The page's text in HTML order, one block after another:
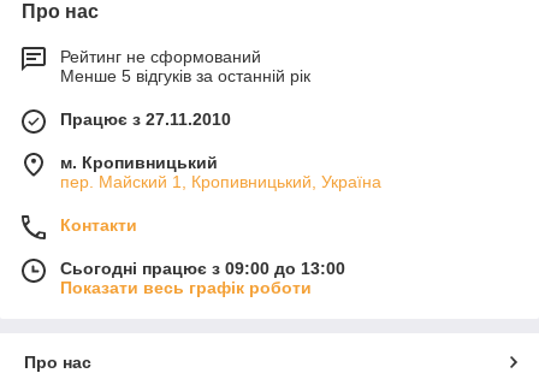
Про нас
Рейтинг не сформований
Менше 5 відгуків за останній рік
Працює з 27.11.2010
м. Кропивницький
пер. Майский 1, Кропивницький, Україна
Контакти
Сьогодні працює з 09:00 до 13:00
Показати весь графік роботи
Про нас